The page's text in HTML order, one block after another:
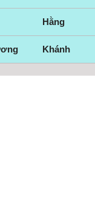
Hằng
Khánh